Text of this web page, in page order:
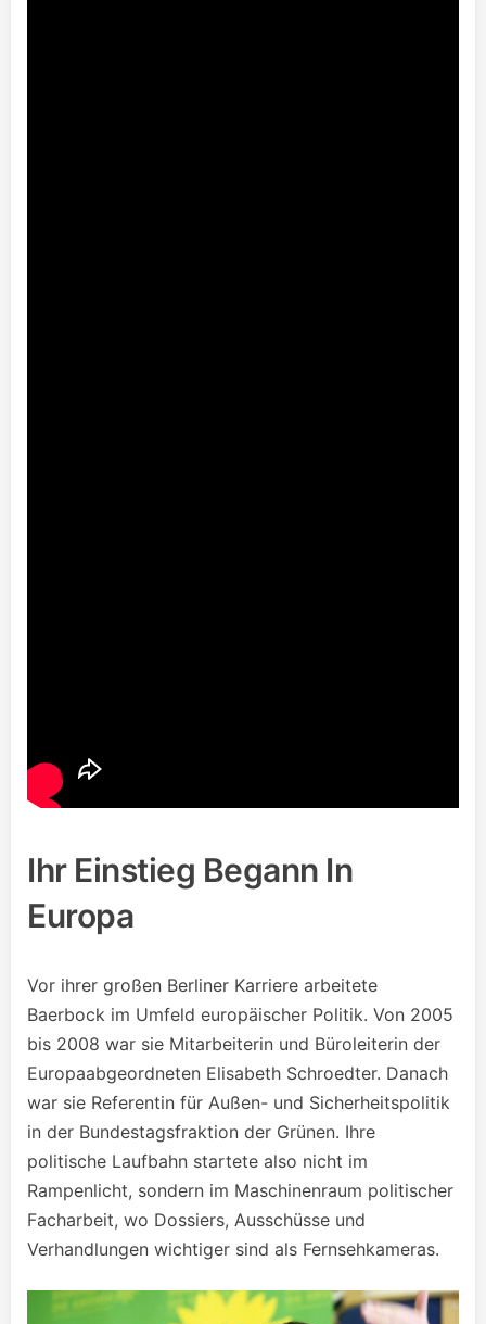
Ihr Einstieg Begann In
Europa
Vor ihrer großen Berliner Karriere arbeitete
Baerbock im Umfeld europäischer Politik. Von 2005
bis 2008 war sie Mitarbeiterin und Büroleiterin der
Europaabgeordneten Elisabeth Schroedter. Danach
war sie Referentin für Außen- und Sicherheitspolitik
in der Bundestagsfraktion der Grünen. Ihre
politische Laufbahn startete also nicht im
Rampenlicht, sondern im Maschinenraum politischer
Facharbeit, wo Dossiers, Ausschüsse und
Verhandlungen wichtiger sind als Fernsehkameras.